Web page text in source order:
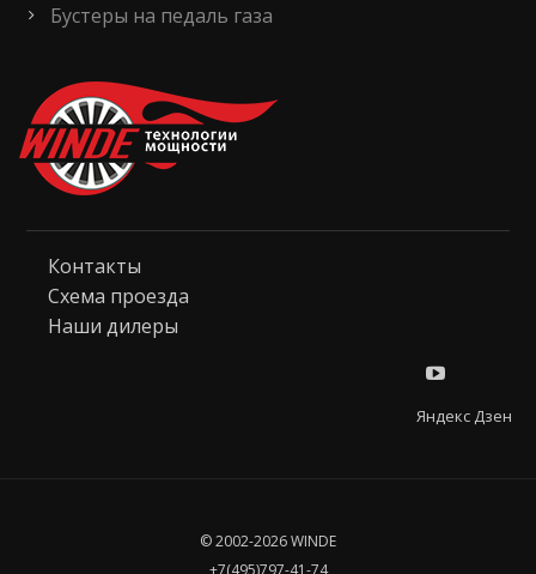
Бустеры на педаль газа
Контакты
Схема проезда
Наши дилеры
Яндекс Дзен
© 2002-2026 WINDE
+7(495)797-41-74